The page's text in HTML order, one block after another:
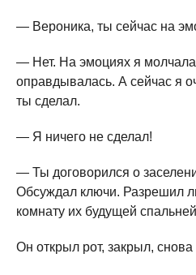
— Вероника, ты сейчас на
— Нет. На эмоциях я
оправдывалась. А сейчас я
ты сделал.
— Я ничего не сделал!
— Ты договорился о
Обсуждал ключи. Разрешил
комнату их будущей
Он открыл рот, закрыл, снова